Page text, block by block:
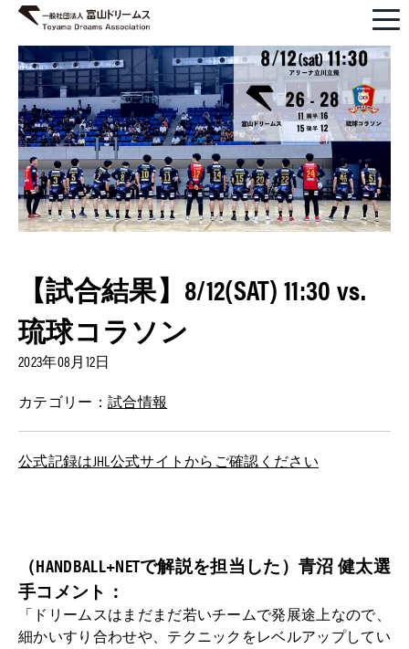
【試合結果】8/12(SAT) 11:30 vs.
琉球コラソン
2023年08月12日
カテゴリー： 試合情報
公式記録はJHL公式サイトからご確認ください
（HANDBALL+NETで解説を担当した）青沼 健太選
手コメント：
「ドリームスはまだまだ若いチームで発展途上なので、
細かいすり合わせや、テクニックをレベルアップしてい